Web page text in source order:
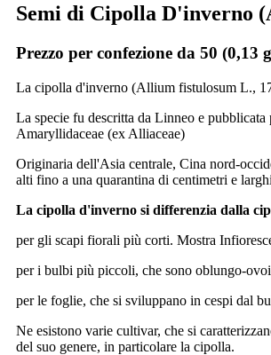
Semi di Cipolla D'inverno
Prezzo per confezione da 50 (0,13
La cipolla d'inverno (Allium fistulosum L.,
La specie fu descritta da Linneo e
Amaryllidaceae (ex Alliaceae)
Originaria dell'Asia centrale, Cina nord-
alti fino a una quarantina di centimetri e
La cipolla d'inverno si differenzia dalla
per gli scapi fiorali più corti. Mostra
per i bulbi più piccoli, che sono oblungo-
per le foglie, che si sviluppano in cespi dal
Ne esistono varie cultivar, che si
del suo genere, in particolare la cipolla.